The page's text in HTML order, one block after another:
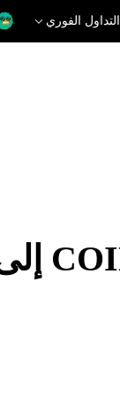
التداول الفوري